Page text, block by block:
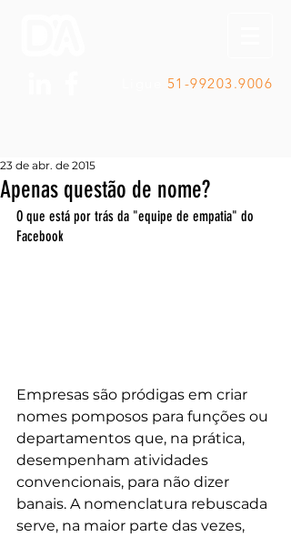
51-99203.9006
Apenas questão de nome?
23 de abr. de 2015
O que está por trás da "equipe de empatia" do
Facebook
Empresas são pródigas em criar
nomes pomposos para funções ou
departamentos que, na prática,
desempenham atividades
convencionais, para não dizer
banais. A nomenclatura rebuscada
serve, na maior parte das vezes,